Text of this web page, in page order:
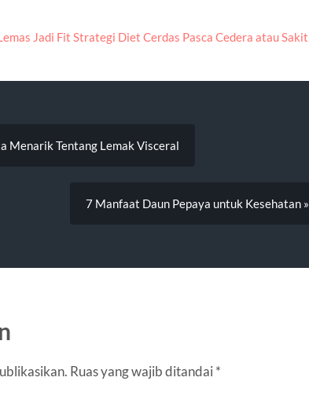
Jadi Fit Strategi Diet Cerdas Pasca Cedera atau Sakit
Menarik Tentang Lemak Visceral
7 Manfaat Daun Pepaya untuk Kesehatan »
Ruas yang wajib ditandai *